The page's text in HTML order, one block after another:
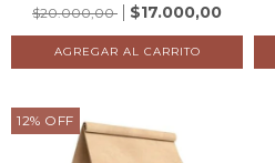
$20.000,00
$17.000,00
12% OFF